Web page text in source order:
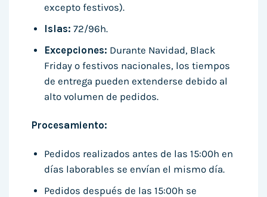
excepto festivos).
Islas: 72/96h.
Excepciones: Durante Navidad, Black
Friday o festivos nacionales, los tiempos
de entrega pueden extenderse debido al
alto volumen de pedidos.
Procesamiento:
Pedidos realizados antes de las 15:00h en
días laborables se envían el mismo día.
Pedidos después de las 15:00h se